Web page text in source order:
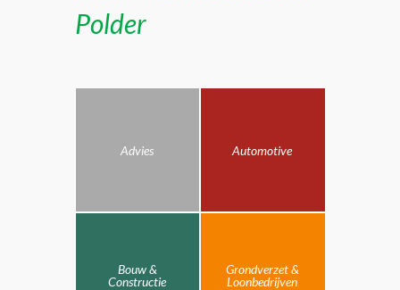
Polder
Advies Automotive
Bouw &
Constructie
Grondverzet &
Loonbedrijven